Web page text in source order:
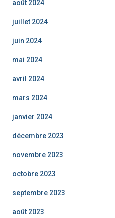
août 2024
juillet 2024
juin 2024
mai 2024
avril 2024
mars 2024
janvier 2024
décembre 2023
novembre 2023
octobre 2023
septembre 2023
août 2023